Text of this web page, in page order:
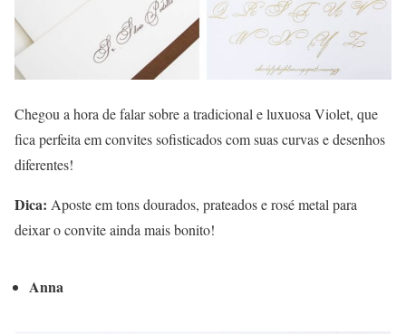
Chegou a hora de falar sobre a tradicional e luxuosa Violet, que
fica perfeita em convites sofisticados com suas curvas e desenhos
diferentes!
Dica: Aposte em tons dourados, prateados e rosé metal para
deixar o convite ainda mais bonito!
Anna